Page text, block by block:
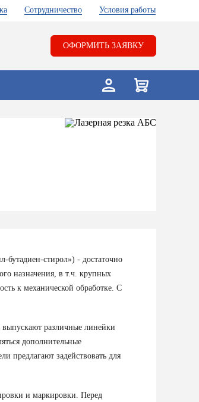
Условия работы
Сотрудничество
ОФОРМИТЬ ЗАЯВКУ
стирол») - достаточно
назначения, в т.ч. крупных
к механической обработке. С
выпускают различные линейки
дополнительные
предлагают задействовать для
и маркировки. Перед